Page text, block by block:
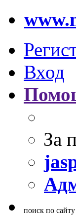
Вход
За
поиск по сайту